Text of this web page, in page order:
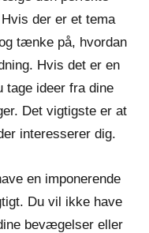
der er et tema
tænke på, hvordan
Hvis det er en
tage ideer fra dine
Det vigtigste er at
interesserer dig.
en imponerende
Du vil ikke have
bevægelser eller